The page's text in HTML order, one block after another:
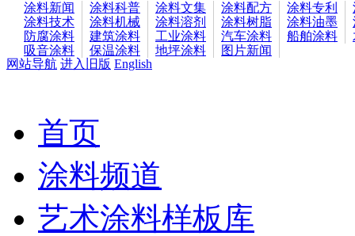
涂料新闻 涂料科普 涂料文集 涂料配方 涂料专利
涂料技术
涂料机械 涂料溶剂 涂料树脂 涂料油墨
防腐涂料
建筑涂料 工业涂料 汽车涂料 船舶涂料
吸音涂料
保温涂料 地坪涂料
图片新闻
网站导航 进入旧版 English
首页
涂料频道
艺术涂料样板库